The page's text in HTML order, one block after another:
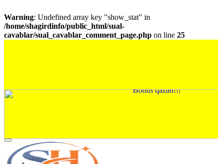
Warning: Undefined array key "show_stat" in
/home/shagirdinfo/public_html/sual-
cavablar/sual_cavablar_comment_page.php on line 25